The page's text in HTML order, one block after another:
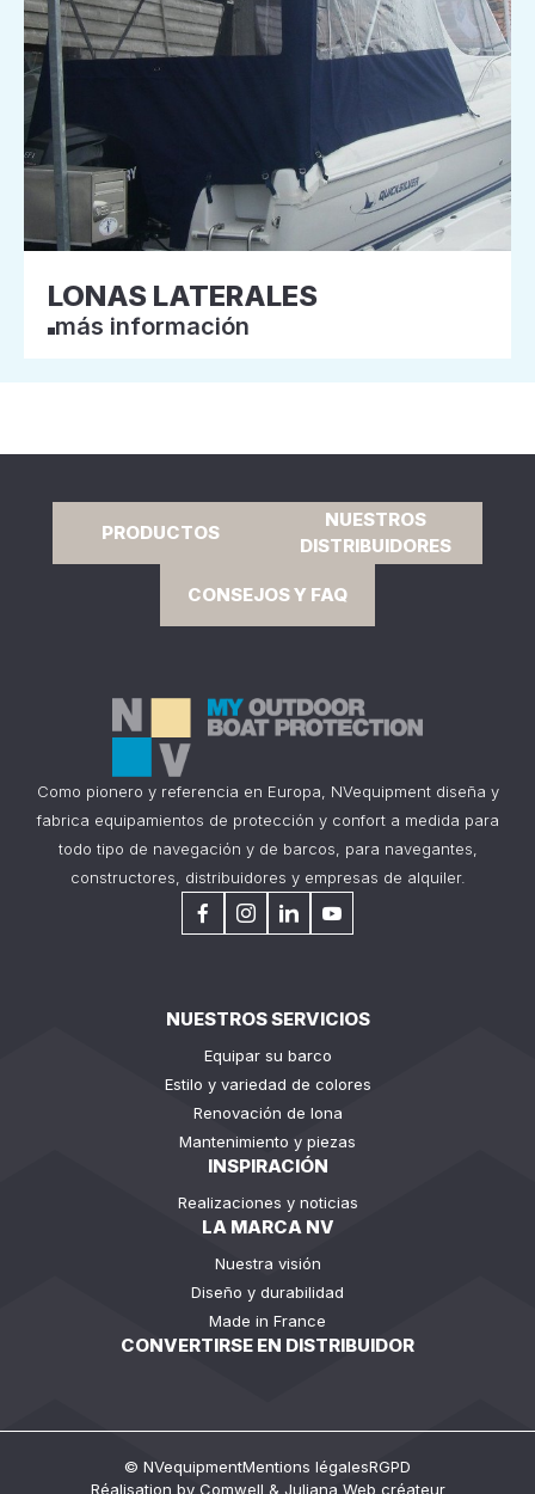
LONAS LATERALES
más información
PRODUCTOS
NUESTROS
DISTRIBUIDORES
CONSEJOS Y FAQ
Como pionero y referencia en Europa, NVequipment diseña y
fabrica equipamientos de protección y confort a medida para
todo tipo de navegación y de barcos, para navegantes,
constructores, distribuidores y empresas de alquiler.
NUESTROS SERVICIOS
Equipar su barco
Estilo y variedad de colores
Renovación de lona
Mantenimiento y piezas
INSPIRACIÓN
Realizaciones y noticias
LA MARCA NV
Nuestra visión
Diseño y durabilidad
Made in France
CONVERTIRSE EN DISTRIBUIDOR
© NVequipmentMentions légalesRGPD
Réalisation by Comwell & Juliana Web créateur